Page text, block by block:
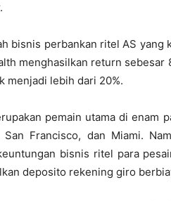
bisnis perbankan ritel AS
menghasilkan return sebesar
menjadi lebih dari 20%.
pemain utama di enam
San Francisco, dan Miami.
bisnis ritel para
deposito rekening giro